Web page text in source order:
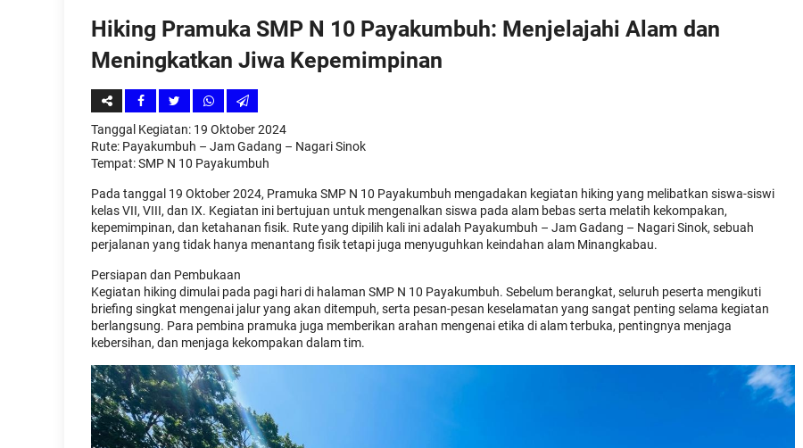
Hiking Pramuka SMP N 10 Payakumbuh: Menjelajahi Alam dan
Meningkatkan Jiwa Kepemimpinan
Tanggal Kegiatan: 19 Oktober 2024
Rute: Payakumbuh – Jam Gadang – Nagari Sinok
Tempat: SMP N 10 Payakumbuh
Pada tanggal 19 Oktober 2024, Pramuka SMP N 10 Payakumbuh mengadakan kegiatan hiking yang melibatkan siswa-siswi
kelas VII, VIII, dan IX. Kegiatan ini bertujuan untuk mengenalkan siswa pada alam bebas serta melatih kekompakan,
kepemimpinan, dan ketahanan fisik. Rute yang dipilih kali ini adalah Payakumbuh – Jam Gadang – Nagari Sinok, sebuah
perjalanan yang tidak hanya menantang fisik tetapi juga menyuguhkan keindahan alam Minangkabau.
Persiapan dan Pembukaan
Kegiatan hiking dimulai pada pagi hari di halaman SMP N 10 Payakumbuh. Sebelum berangkat, seluruh peserta mengikuti
briefing singkat mengenai jalur yang akan ditempuh, serta pesan-pesan keselamatan yang sangat penting selama kegiatan
berlangsung. Para pembina pramuka juga memberikan arahan mengenai etika di alam terbuka, pentingnya menjaga
kebersihan, dan menjaga kekompakan dalam tim.